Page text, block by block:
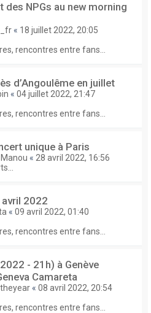
NPGs au new morning
« 18 juillet 2022, 20:05
rencontres entre fans...
d’Angoulême en juillet
« 04 juillet 2022, 21:47
rencontres entre fans...
unique à Paris
« 28 avril 2022, 16:56
avril 2022
« 09 avril 2022, 01:40
rencontres entre fans...
- 21h) à Genève
Camareta
« 08 avril 2022, 20:54
rencontres entre fans...